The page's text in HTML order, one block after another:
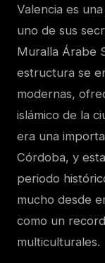
Valencia es
uno de sus
Muralla Árabe
estructura se
modernas,
islámico de la
era una
Córdoba, y
periodo
mucho desde
como un
multiculturales.